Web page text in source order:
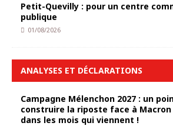
Petit-Quevilly : pour un centre
publique
01/08/2026
ANALYSES ET DÉCLARATIONS
Campagne Mélenchon 2027 : un
construire la riposte face à
dans les mois qui viennent !